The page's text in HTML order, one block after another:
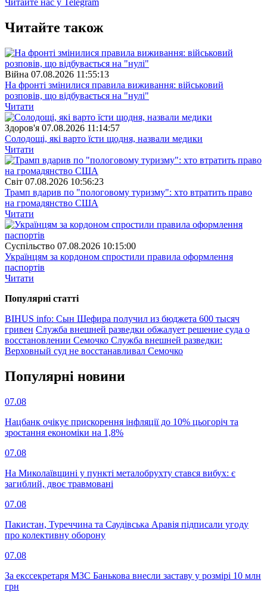
Читайте нас у Telegram
Читайте також
Війна 07.08.2026 11:55:13
На фронті змінилися правила виживання: військовий
розповів, що відбувається на "нулі"
Читати
Здоров'я 07.08.2026 11:14:57
Солодощі, які варто їсти щодня, назвали медики
Читати
Свiт 07.08.2026 10:56:23
Трамп вдарив по "пологовому туризму": хто втратить право
на громадянство США
Читати
Суспiльство 07.08.2026 10:15:00
Українцям за кордоном спростили правила оформлення
паспортів
Читати
Популярнi статтi
BIHUS info: Сын Шефира получил из бюджета 600 тысяч
гривен Служба внешней разведки обжалует решение суда о
восстановлении Семочко Служба внешней разведки:
Верховный суд не восстанавливал Семочко
Популярнi новини
07.08
Нацбанк очікує прискорення інфляції до 10% цьогоріч та
зростання економіки на 1,8%
07.08
На Миколаївщині у пункті металобрухту стався вибух: є
загиблий, двоє травмовані
07.08
Пакистан, Туреччина та Саудівська Аравія підписали угоду
про колективну оборону
07.08
За екссекретаря МЗС Банькова внесли заставу у розмірі 10 млн
грн